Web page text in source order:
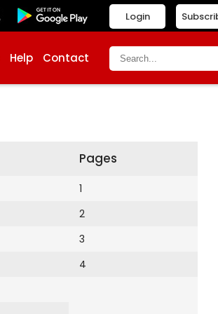
Login
Help Contact
Pages
1
2
3
4